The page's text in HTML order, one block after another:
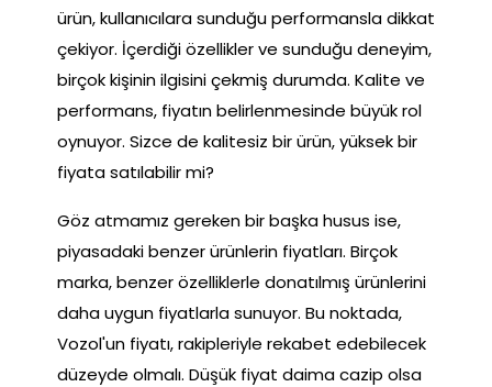
ürün, kullanıcılara sunduğu performansla dikkat
çekiyor. İçerdiği özellikler ve sunduğu deneyim,
birçok kişinin ilgisini çekmiş durumda. Kalite ve
performans, fiyatın belirlenmesinde büyük rol
oynuyor. Sizce de kalitesiz bir ürün, yüksek bir
fiyata satılabilir mi?
Göz atmamız gereken bir başka husus ise,
piyasadaki benzer ürünlerin fiyatları. Birçok
marka, benzer özelliklerle donatılmış ürünlerini
daha uygun fiyatlarla sunuyor. Bu noktada,
Vozol'un fiyatı, rakipleriyle rekabet edebilecek
düzeyde olmalı. Düşük fiyat daima cazip olsa